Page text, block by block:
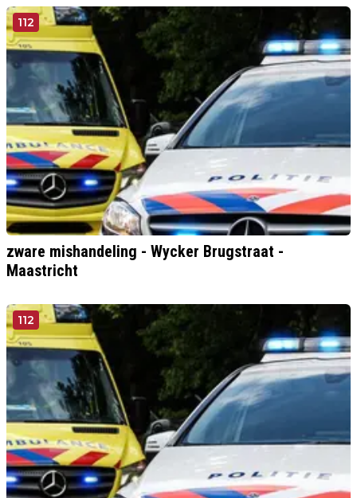
112
zware mishandeling - Wycker Brugstraat -
Maastricht
112